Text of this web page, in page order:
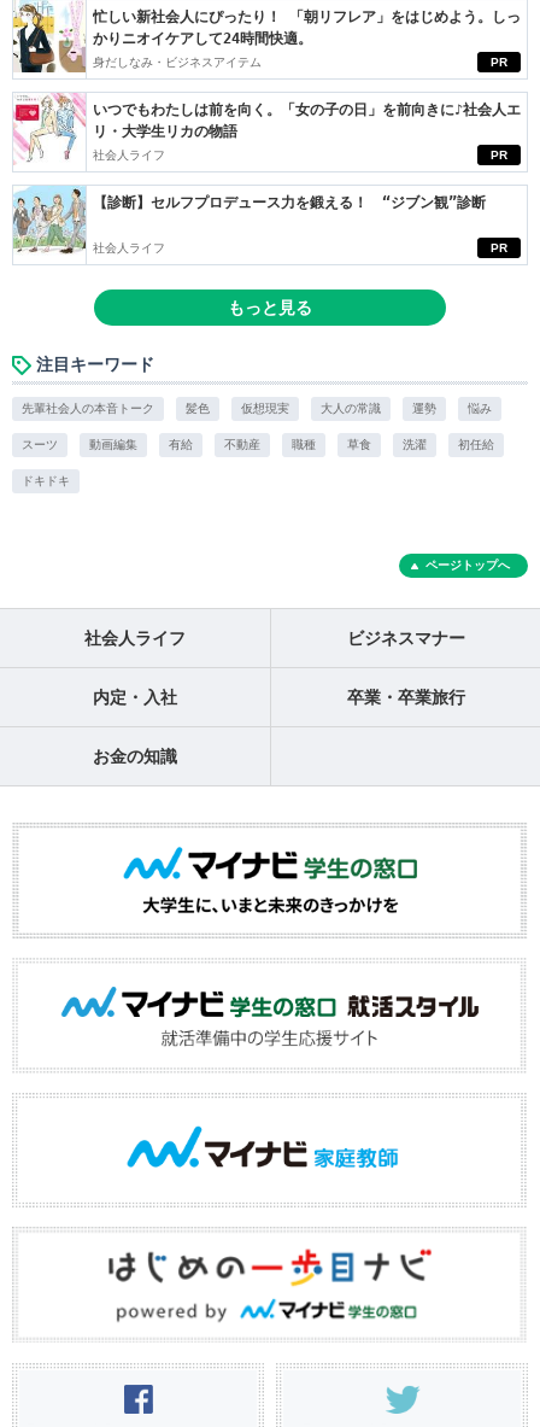
PR
忙しい新社会人にぴったり！ 「朝リフレア」をはじめよう。しっ
かりニオイケアして24時間快適。
身だしなみ・ビジネスアイテム
PR
いつでもわたしは前を向く。「女の子の日」を前向きに♪社会人エ
リ・大学生リカの物語
社会人ライフ
PR
【診断】セルフプロデュース力を鍛える！ “ジブン観”診断
社会人ライフ
もっと見る
注目キーワード
先輩社会人の本音トーク 髪色 仮想現実 大人の常識 運勢 悩み
スーツ 動画編集 有給 不動産 職種 草食 洗濯 初任給
ドキドキ
ページトップへ
社会人ライフ ビジネスマナー
内定・入社 卒業・卒業旅行
お金の知識